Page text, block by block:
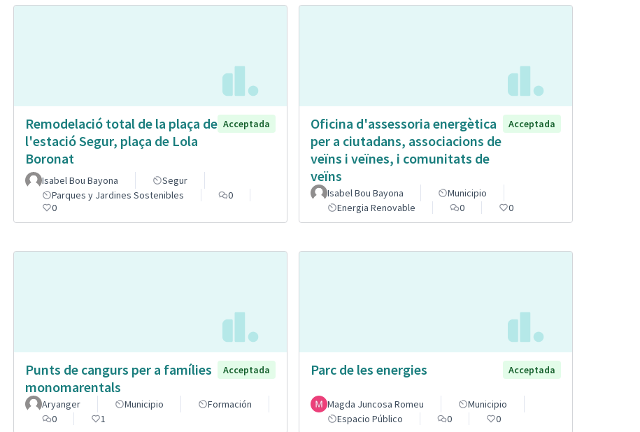
Remodelació total de la plaça de
l'estació Segur, plaça de Lola
Boronat
Acceptada
Isabel Bou Bayona
Segur
Parques y Jardines Sostenibles
0
0
Oficina d'assessoria energètica
per a ciutadans, associacions de
veïns i veïnes, i comunitats de
veïns
Acceptada
Isabel Bou Bayona
Municipio
Energia Renovable
0 0
Punts de cangurs per a famílies
monomarentals
Acceptada
Aryanger Municipio
Formación
0
1
Parc de les energies Acceptada
Magda Juncosa Romeu
Municipio
Espacio Público
0 0